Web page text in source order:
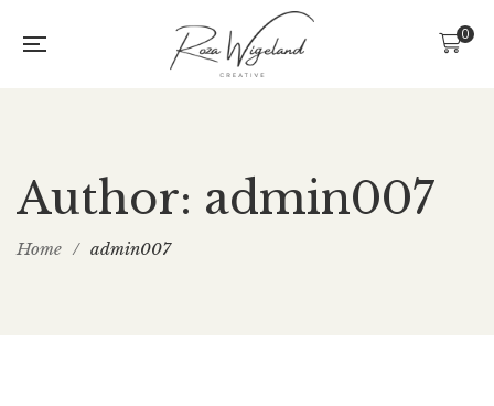
0
Author: admin007
Home / admin007